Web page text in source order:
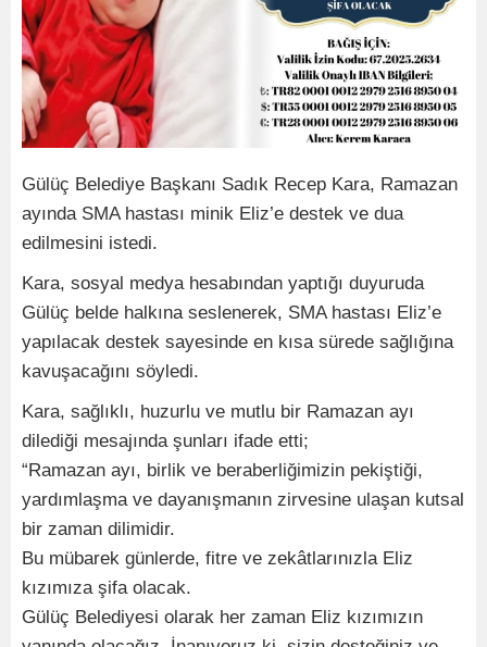
Gülüç Belediye Başkanı Sadık Recep Kara, Ramazan
ayında SMA hastası minik Eliz’e destek ve dua
edilmesini istedi.
Kara, sosyal medya hesabından yaptığı duyuruda
Gülüç belde halkına seslenerek, SMA hastası Eliz’e
yapılacak destek sayesinde en kısa sürede sağlığına
kavuşacağını söyledi.
Kara, sağlıklı, huzurlu ve mutlu bir Ramazan ayı
dilediği mesajında şunları ifade etti;
“Ramazan ayı, birlik ve beraberliğimizin pekiştiği,
yardımlaşma ve dayanışmanın zirvesine ulaşan kutsal
bir zaman dilimidir.
Bu mübarek günlerde, fitre ve zekâtlarınızla Eliz
kızımıza şifa olacak.
Gülüç Belediyesi olarak her zaman Eliz kızımızın